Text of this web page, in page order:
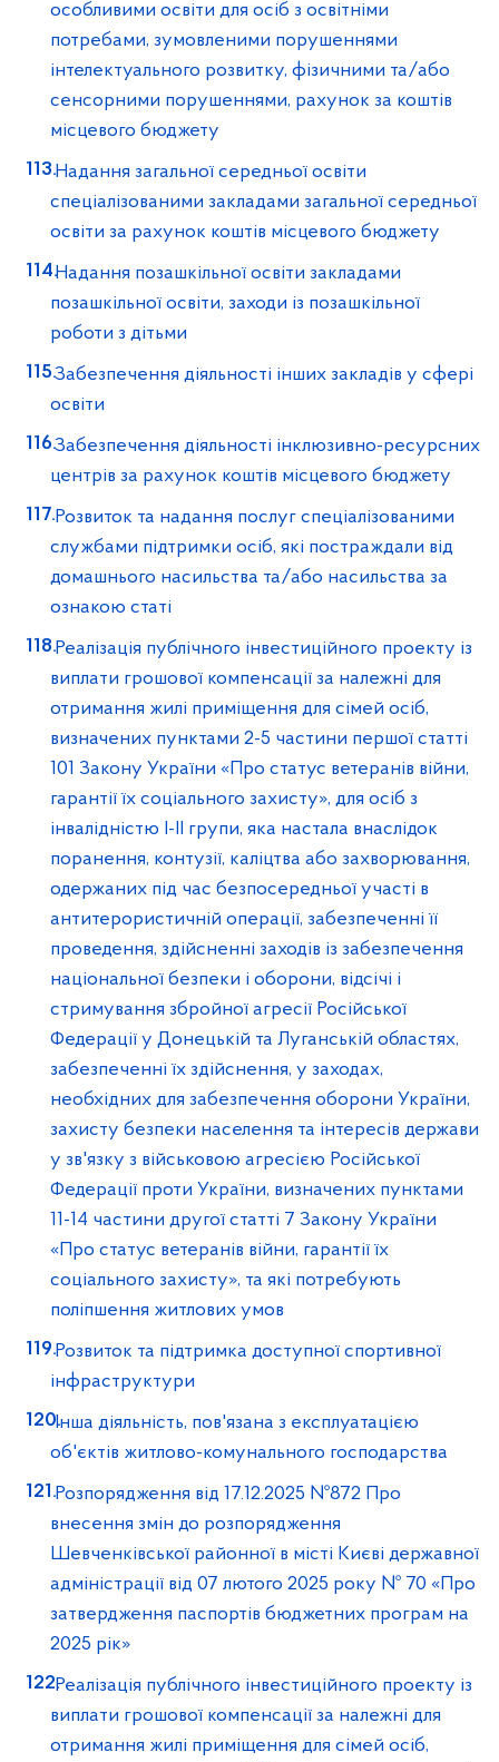
особливими освіти для осіб з освітніми
потребами, зумовленими порушеннями
інтелектуального розвитку, фізичними та/або
сенсорними порушеннями, рахунок за коштів
місцевого бюджету
Надання загальної середньої освіти
спеціалізованими закладами загальної середньої
освіти за рахунок коштів місцевого бюджету
Надання позашкільної освіти закладами
позашкільної освіти, заходи із позашкільної
роботи з дітьми
Забезпечення діяльності інших закладів у сфері
освіти
Забезпечення діяльності інклюзивно-ресурсних
центрів за рахунок коштів місцевого бюджету
Розвиток та надання послуг спеціалізованими
службами підтримки осіб, які постраждали від
домашнього насильства та/або насильства за
ознакою статі
Реалізація публічного інвестиційного проекту із
виплати грошової компенсації за належні для
отримання жилі приміщення для сімей осіб,
визначених пунктами 2-5 частини першої статті
101 Закону України «Про статус ветеранів війни,
гарантії їх соціального захисту», для осіб з
інвалідністю I-II групи, яка настала внаслідок
поранення, контузії, каліцтва або захворювання,
одержаних під час безпосередньої участі в
антитерористичній операції, забезпеченні її
проведення, здійсненні заходів із забезпечення
національної безпеки і оборони, відсічі і
стримування збройної агресії Російської
Федерації у Донецькій та Луганській областях,
забезпеченні їх здійснення, у заходах,
необхідних для забезпечення оборони України,
захисту безпеки населення та інтересів держави
у зв'язку з військовою агресією Російської
Федерації проти України, визначених пунктами
11-14 частини другої статті 7 Закону України
«Про статус ветеранів війни, гарантії їх
соціального захисту», та які потребують
поліпшення житлових умов
Розвиток та підтримка доступної спортивної
інфраструктури
Інша діяльність, пов'язана з експлуатацією
об'єктів житлово-комунального господарства
Розпорядження від 17.12.2025 №872 Про
внесення змін до розпорядження
Шевченківської районної в місті Києві державної
адміністрації від 07 лютого 2025 року № 70 «Про
затвердження паспортів бюджетних програм на
2025 рік»
Реалізація публічного інвестиційного проекту із
виплати грошової компенсації за належні для
отримання жилі приміщення для сімей осіб,